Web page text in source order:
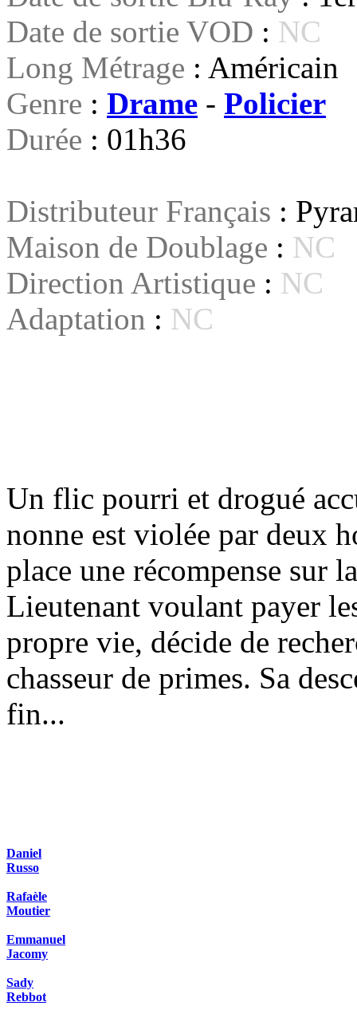
Date de sortie VOD : NC
Long Métrage : Américain
Genre : Drame - Policier
Durée : 01h36
Distributeur Français :
Maison de Doublage : NC
Direction Artistique : NC
Adaptation : NC
Un flic pourri et drogué
nonne est violée par deux
place une récompense sur
Lieutenant voulant payer
propre vie, décide de
chasseur de primes. Sa
fin...
Daniel
Russo
Rafaèle
Moutier
Emmanuel
Jacomy
Sady
Rebbot